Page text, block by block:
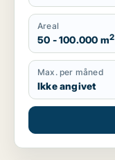
Areal
50 - 100.000 m2
Max. per måned
Ikke angivet